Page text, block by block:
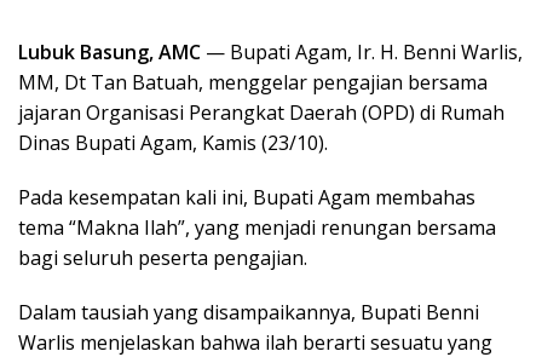
Lubuk Basung, AMC — Bupati Agam, Ir. H. Benni Warlis,
MM, Dt Tan Batuah, menggelar pengajian bersama
jajaran Organisasi Perangkat Daerah (OPD) di Rumah
Dinas Bupati Agam, Kamis (23/10).
Pada kesempatan kali ini, Bupati Agam membahas
tema “Makna Ilah”, yang menjadi renungan bersama
bagi seluruh peserta pengajian.
Dalam tausiah yang disampaikannya, Bupati Benni
Warlis menjelaskan bahwa ilah berarti sesuatu yang